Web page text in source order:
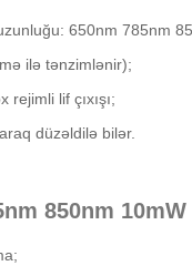
650nm 785nm
ilə tənzimlənir);
lif çıxışı;
düzəldilə bilər.
850nm